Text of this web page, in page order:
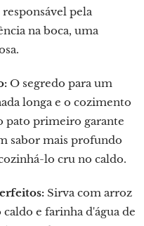
pela
na boca, uma
O segredo para um
longa e o cozimento
pato primeiro garante
sabor mais profundo
lo cru no caldo.
Sirva com arroz
e farinha d'água de